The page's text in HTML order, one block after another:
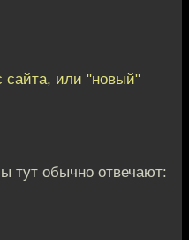
сайта, или "новый"
тут обычно отвечают: